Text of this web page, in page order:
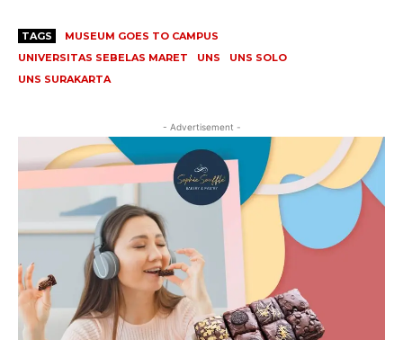
TAGS
MUSEUM GOES TO CAMPUS
UNIVERSITAS SEBELAS MARET
UNS
UNS SOLO
UNS SURAKARTA
- Advertisement -